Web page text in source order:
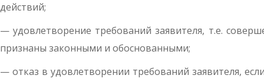
действий;
— удовлетворение требований заявителя, т.е.
признаны законными и обоснованными;
— отказ в удовлетворении требований заявителя,